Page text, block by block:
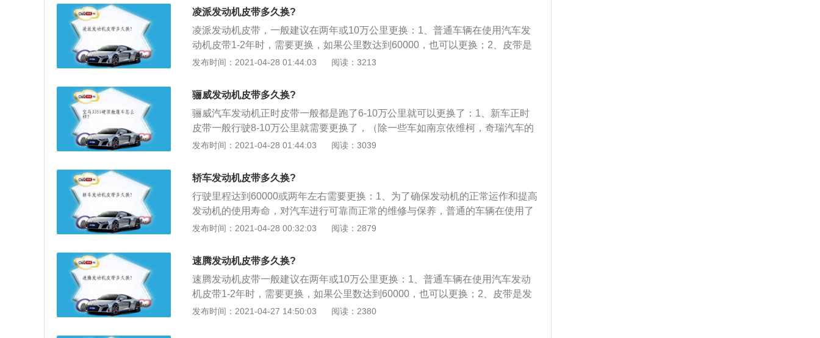
免地在长时间高温操作中将逐渐磨损老化，所以一般来说，发动机皮带的更换厂
家都是有规定的，一般用了6～8万公里就要更换。
凌派发动机皮带多久换?
凌派发动机皮带，一般建议在两年或10万公里更换：1、普通车辆在使用汽车发
动机皮带1-2年时，需要更换，如果公里数达到60000，也可以更换；2、皮带是
发动机配气系统的重要组成部分，通过与曲轴的连接，以一定的传动比保证进排
正时皮带的作用是在发动机运转时，活塞行程（上下运动）气门的开启与关闭
（时间）点火顺序（时间），在“正时\"的连接作用下，时刻要保持“同步”运转。
发布时间：2021-04-28 01:44:03 阅读：3213
骊威发动机皮带多久换?
骊威汽车发动机正时皮带一般都是跑了6-10万公里就可以更换了：1、新车正时
皮带一般行驶8-10万公里就需要更换了，（除一些车如南京依维柯，奇瑞汽车的
风云旗云，因发动机问题一般2-3万公里必须更换正时带）；2、更换正时皮带
短，所以很多修理场、4S店会给出行驶60000公里的里程，最好更换正时皮带；
3、为了确保发动机的使用寿命，对爱车更可靠而及时的进行保养，建议一般家
用车，正时皮带2年或行驶6万公里左右需注意更换正时皮带。
发布时间：2021-04-28 01:44:03 阅读：3039
轿车发动机皮带多久换?
行驶里程达到60000或两年左右需要更换：1、为了确保发动机的正常运作和提高
发动机的使用寿命，对汽车进行可靠而正常的维修与保养，普通的车辆在使用了
汽车发动机皮带一年半到两年的时候，需要进行更换；2、如果行驶公里数达到6
动机的使用寿命，对爱车定期进行保养，建议是，带1年半到2年或行驶6万公里
左右需注意更换发动机皮带。
发布时间：2021-04-28 00:32:03 阅读：2879
速腾发动机皮带多久换?
速腾发动机皮带一般建议在两年或10万公里更换：1、普通车辆在使用汽车发动
机皮带1-2年时，需要更换，如果公里数达到60000，也可以更换；2、皮带是发
动机配气系统的重要组成部分，通过与曲轴的连接，以一定的传动比保证进排气
发布时间：2021-04-27 14:50:03 阅读：2380